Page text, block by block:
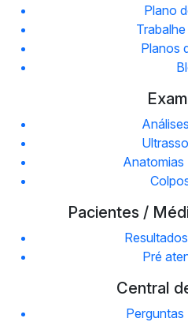
Plano
Planos
Pacientes /
Pré
Central
Perguntas